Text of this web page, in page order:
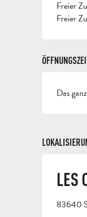
Freier
Freier
Das
LES
83640